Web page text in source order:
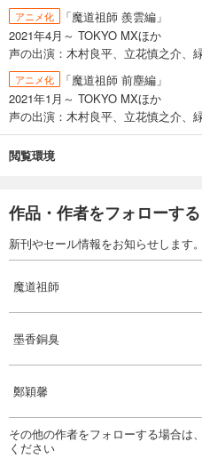
アニメ化
「魔道祖師 羨雲編」
2021年4月～ TOKYO MXほか
声の出演：木村良平、立花慎之介、
アニメ化
「魔道祖師 前塵編」
2021年1月～ TOKYO MXほか
声の出演：木村良平、立花慎之介、
閲覧環境
作品・作者をフォローする
新刊やセール情報をお知らせします。
魔道祖師
墨香銅臭
鄭穎馨
その他の作者をフォローする場合は
ください